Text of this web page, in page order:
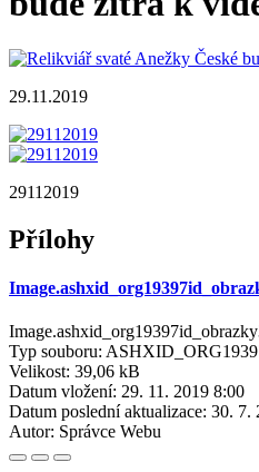
29.11.2019
29112019
Přílohy
Typ souboru:
Velikost: 39,06 kB
Datum vložení: 29. 11. 2019 8:00
Datum poslední aktualizace: 30. 7.
Autor: Správce Webu